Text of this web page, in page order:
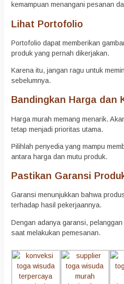
kemampuan menangani pesanan
Lihat Portofolio
Portofolio dapat memberikan
produk yang pernah dikerjakan.
Karena itu, jangan ragu untuk
sebelumnya.
Bandingkan Harga dan
Harga murah memang menarik.
tetap menjadi prioritas utama.
Pilihlah penyedia yang mampu
antara harga dan mutu produk.
Pastikan Garansi
Garansi menunjukkan bahwa
terhadap hasil pekerjaannya.
Dengan adanya garansi,
saat melakukan pemesanan.